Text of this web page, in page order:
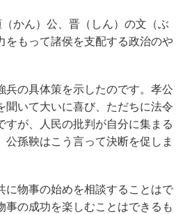
かん）公、晋（しん）の文（ぶ
をもって諸侯を支配する政治のや
の具体策を示したのです。孝公
聞いて大いに喜び、ただちに法令
すが、人民の批判が自分に集まる
公孫鞅はこう言って決断を促しま
物事の始めを相談することはで
事の成功を楽しむことはできるも